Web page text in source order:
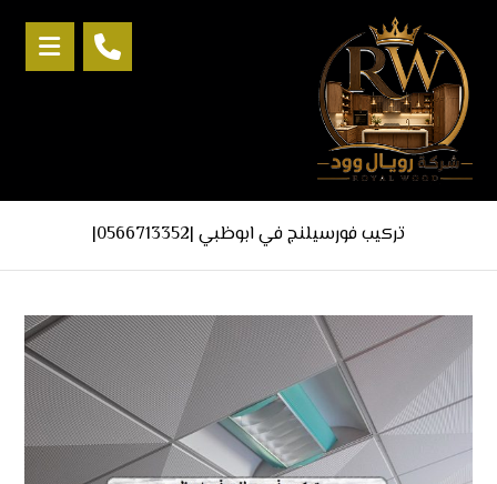
تركيب فورسيلنج في ابوظبي |0566713352|